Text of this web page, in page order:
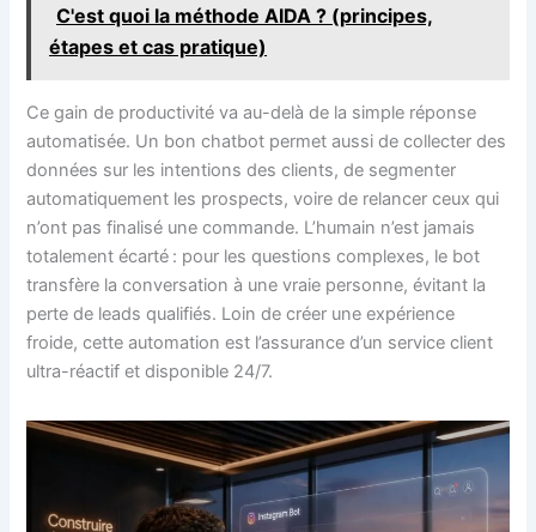
C'est quoi la méthode AIDA ? (principes,
étapes et cas pratique)
Ce gain de productivité va au-delà de la simple réponse
automatisée. Un bon chatbot permet aussi de collecter des
données sur les intentions des clients, de segmenter
automatiquement les prospects, voire de relancer ceux qui
n’ont pas finalisé une commande. L’humain n’est jamais
totalement écarté : pour les questions complexes, le bot
transfère la conversation à une vraie personne, évitant la
perte de leads qualifiés. Loin de créer une expérience
froide, cette automation est l’assurance d’un service client
ultra-réactif et disponible 24/7.